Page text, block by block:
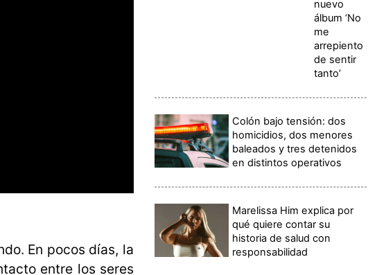
En pocos días, la
entre los seres
nuevo
álbum ‘No
me
arrepiento
de sentir
tanto’
Colón bajo tensión: dos
homicidios, dos menores
baleados y tres detenidos
en distintos operativos
Marelissa Him explica por
qué quiere contar su
historia de salud con
responsabilidad